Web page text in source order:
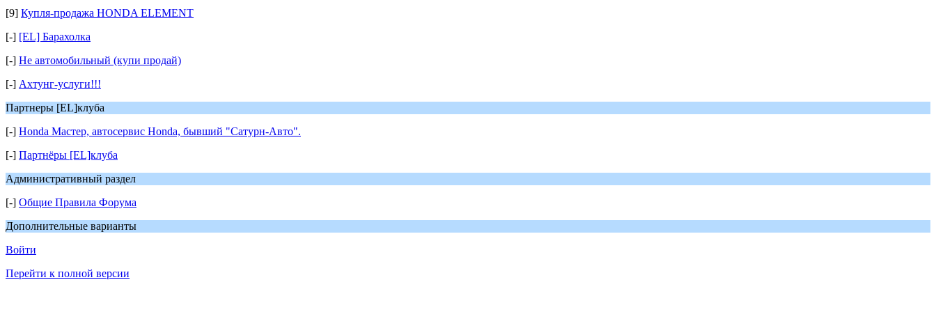
[9] Купля-продажа HONDA ELEMENT
[-] [EL] Барахолка
[-] Не автомобильный (купи продай)
[-] Ахтунг-услуги!!!
Партнеры [EL]клуба
[-] Honda Мастер, автосервис Honda, бывший "Сатурн-Авто".
[-] Партнёры [EL]клуба
Административный раздел
[-] Общие Правила Форума
Дополнительные варианты
Войти
Перейти к полной версии